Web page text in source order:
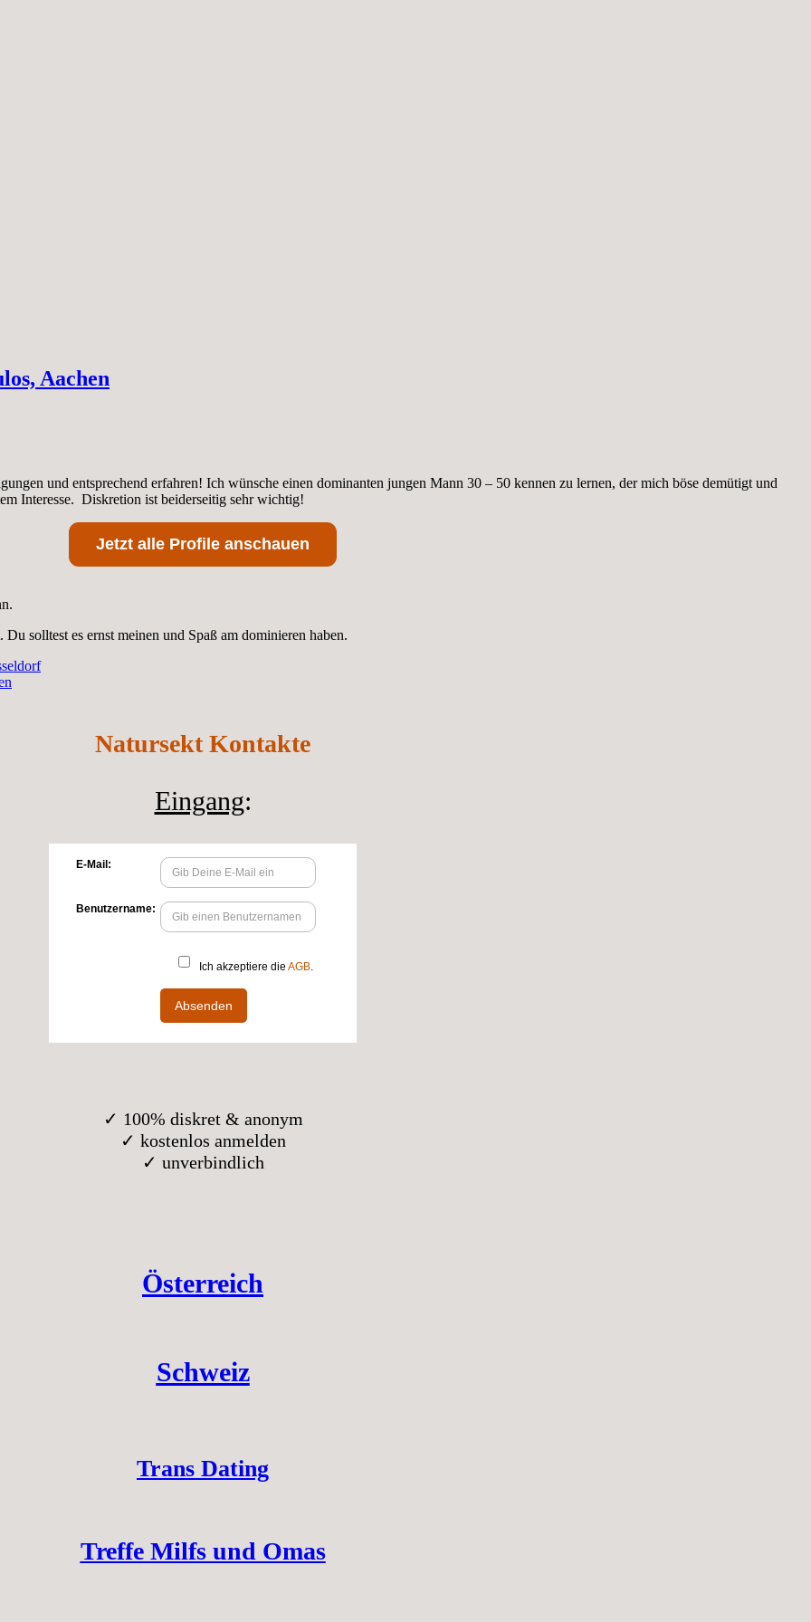
Aachen
und entsprechend erfahren! Ich wünsche einen dominanten jungen Mann 30 – 50 kennen zu lernen, der mich böse demütigt und
Interesse. Diskretion ist beiderseitig sehr wichtig!
Jetzt alle Profile anschauen
solltest es ernst meinen und Spaß am dominieren haben.
Natursekt Kontakte
Eingang:
✓ 100% diskret & anonym
✓ kostenlos anmelden
✓ unverbindlich
Österreich
Schweiz
Trans Dating
Treffe Milfs und Omas